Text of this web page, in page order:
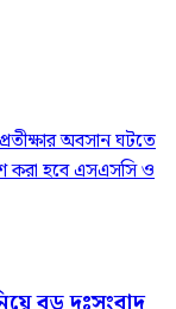
অবসান ঘটতে
করা হবে এসএসসি ও